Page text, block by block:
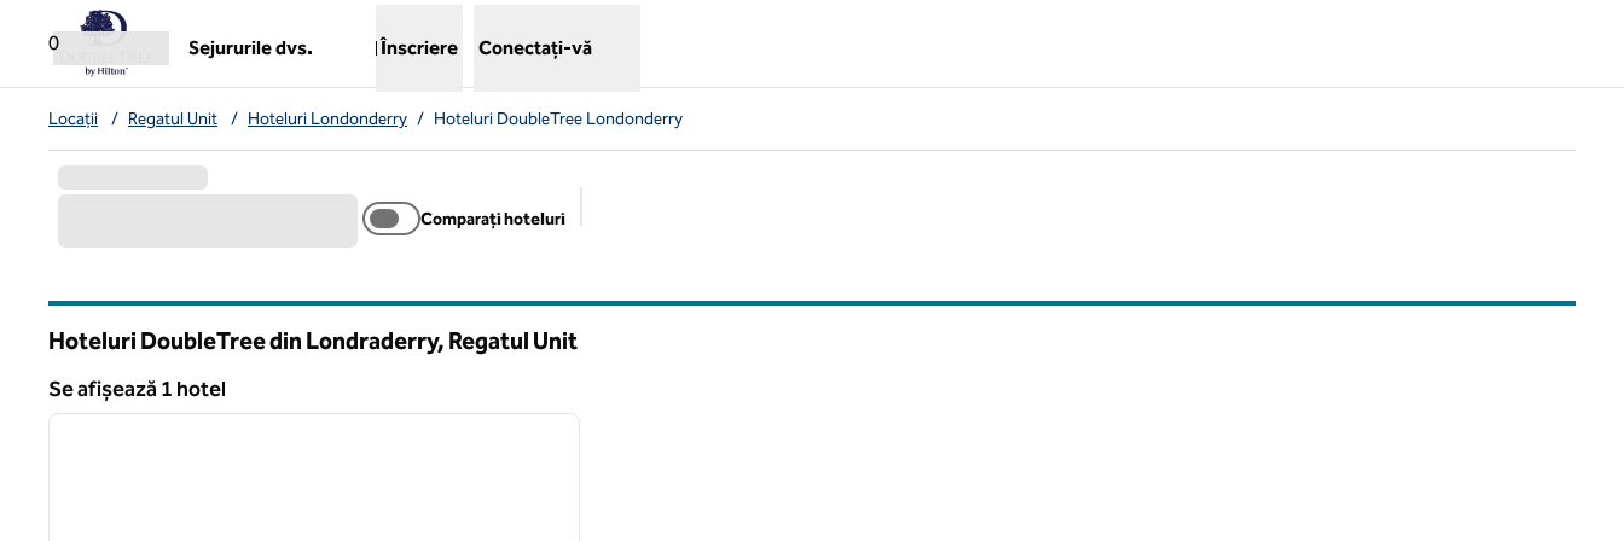
Salt la conținut
0
Sejururile dvs. Înscriere Conectați-vă
Locații / Regatul Unit / Hoteluri Londonderry / Hoteluri DoubleTree Londonderry
Comparați hoteluri
Hoteluri DoubleTree din Londraderry, Regatul Unit
Se afișează 1 hotel
Se afișează 1 hotel
1 din 6
imaginea următoare